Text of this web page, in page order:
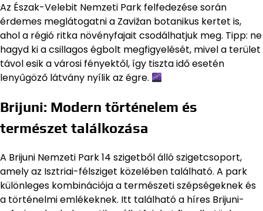
Az Észak-Velebit Nemzeti Park felfedezése során
érdemes meglátogatni a Zavižan botanikus kertet is,
ahol a régió ritka növényfajait csodálhatjuk meg. Tipp: ne
hagyd ki a csillagos égbolt megfigyelését, mivel a terület
távol esik a városi fényektől, így tiszta idő esetén
lenyűgöző látvány nyílik az égre.
Brijuni: Modern történelem és
természet találkozása
A Brijuni Nemzeti Park 14 szigetből álló szigetcsoport,
amely az Isztriai-félsziget közelében található. A park
különleges kombinációja a természeti szépségeknek és
a történelmi emlékeknek. Itt található a híres Brijuni-